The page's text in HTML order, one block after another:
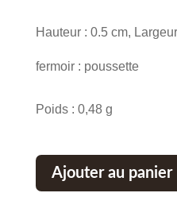
initial
37,20
Hauteur : 0.5 cm,
fermoir : poussette
Poids : 0,48 g
Ajouter au panier